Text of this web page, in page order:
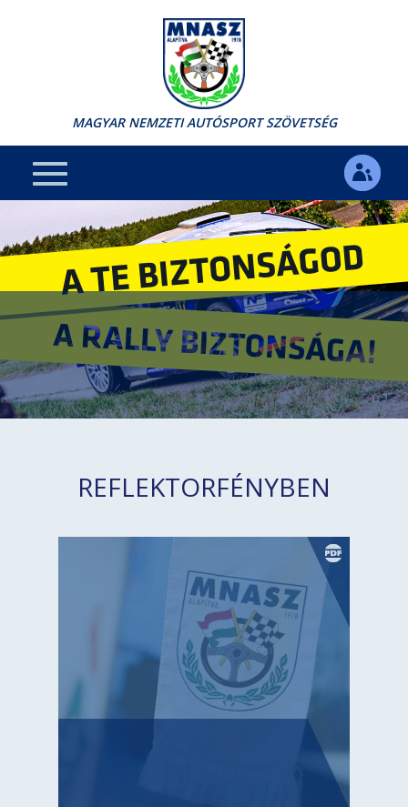
MAGYAR NEMZETI AUTÓSPORT SZÖVETSÉG
REFLEKTORFÉNYBEN